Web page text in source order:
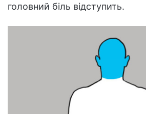
головний біль відступить.